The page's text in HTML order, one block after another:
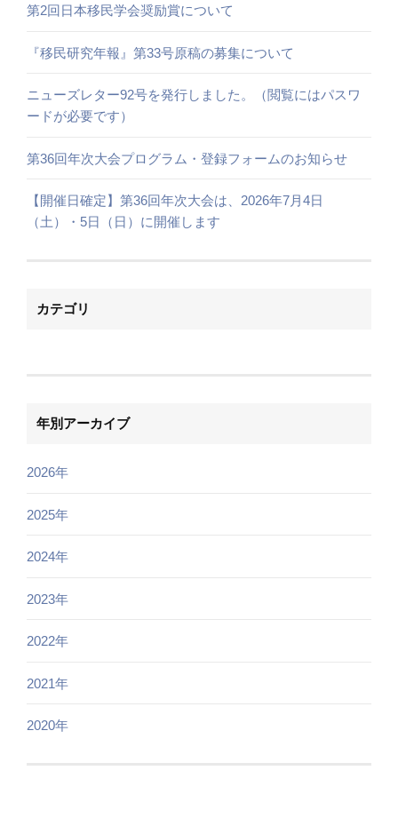
第2回日本移民学会奨励賞について
『移民研究年報』第33号原稿の募集について
ニューズレター92号を発行しました。（閲覧にはパスワ
ードが必要です）
第36回年次大会プログラム・登録フォームのお知らせ
【開催日確定】第36回年次大会は、2026年7月4日
（土）・5日（日）に開催します
カテゴリ
年別アーカイブ
2026年
2025年
2024年
2023年
2022年
2021年
2020年